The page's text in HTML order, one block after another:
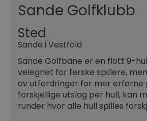
Sande Golfklubb
Sted
Sande i Vestfold
Sande Golfbane er en flott 9-
velegnet for ferske spillere,
av utfordringer for mer erfarne
forskjellige utslag per hull, kan
runder hvor alle hull spilles